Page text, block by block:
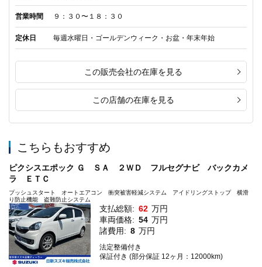
営業時間 ９：３０〜１８：３０
定休日 毎週水曜日・ゴールデンウィーク・お盆・年末年始
この販売会社の在庫を見る
この店舗の在庫を見る
こちらもおすすめ
ピクシスエポック Ｇ ＳＡ ２ＷＤ フルセグナビ バックカメ
ラ ＥＴＣ
プッシュスタート オートエアコン 衝突被害軽減システム アイドリングストップ 横滑
り防止機能 盗難防止システム
支払総額: 62 万円
車両価格: 54 万円
諸費用: 8 万円
法定整備付き
保証付き (部分保証 12ヶ月：12000km)